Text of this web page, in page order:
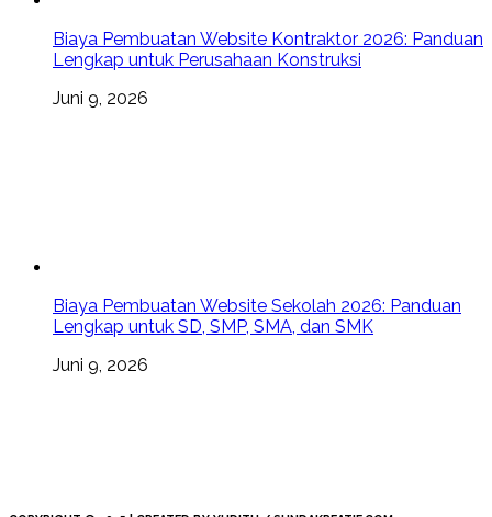
Biaya Pembuatan Website Kontraktor 2026: Panduan
Lengkap untuk Perusahaan Konstruksi
Juni 9, 2026
Biaya Pembuatan Website Sekolah 2026: Panduan
Lengkap untuk SD, SMP, SMA, dan SMK
Juni 9, 2026